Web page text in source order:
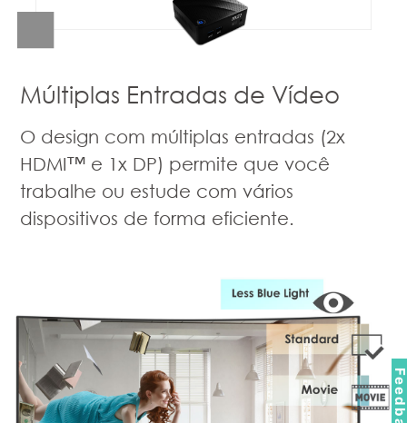
Múltiplas Entradas de Vídeo
O design com múltiplas entradas (2x
HDMI™ e 1x DP) permite que você
trabalhe ou estude com vários
dispositivos de forma eficiente.